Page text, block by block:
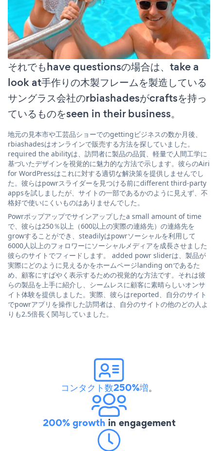
それでもhave questionsの場合は、take a
look at手作りの木製フレームを製造している
サングラス会社のrbiashadesがcraftsを持っ
ているものをseen in their business。
地元の見本市や工芸品ショーでのgettingビジネスの数か月後、
rbiashadesはオンラインで販売する方法を探していました。
required the abilityは、訪問者に製品の品質、軽量で人間工学に
基づいたデザインを視覚的に魅力的な方法で示します。彼らのAiri
for WordPressはこれに対する適切な解決策を提供しませんでし
た。彼らはpowrスライダーを見つける前にdifferent third-party
appsを試しましたが、サイトの一部であるかのように見えず、不
格好で使いにくいものはありませんでした。
Powrポップアップでサインアップしたa small amount of time
で、彼らは250％以上（600以上の実際の連絡先）の連絡先を
growすることができ、steadilyはpowrソーシャルを利用して
6000人以上のフォロワーにソーシャルメディアを成長させました
彼らのサイトでフィードします。 added powr sliderは、製品が
実際にどのように見えるかをホームページlanding onであるた
め、顧客にすばやく表示するための視覚的な方法です。それは彼
らの製品を上手に紹介し、シームレスに顧客に素晴らしいオンサ
イト体験を提供しました。実際、彼らはreported、自分のサイト
でpowrアプリを操作した訪問者は、自分のサイトの他のどの人よ
りも2.5倍長く関与していました。
コンタクト数250%増。
200% growth in engagement